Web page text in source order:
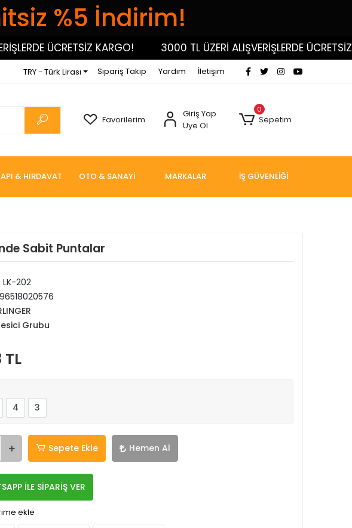
%5 İndirim!
ÜCRETSİZ KARGO! 3000 TL ÜZERİ ALIŞVERİŞLERDE ÜCRETSİZ
TRY - Türk Lirası Sipariş Takip Yardım İletişim
Favorilerim
Giriş Yap
Üye Ol
0
Sepetim
& HIRDAVAT OTO & SANAYİ MARKALAR İŞ GÜVENLİĞİ
Sabit Puntalar
LK-202
Grubu
TL
4 3
Sepete Ekle Hemen Al
İLE SİPARİŞ VER
ekle